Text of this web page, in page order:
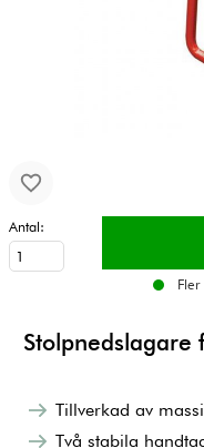
Antal:
Stolpnedslagare
Tillverkad av
Två stabila